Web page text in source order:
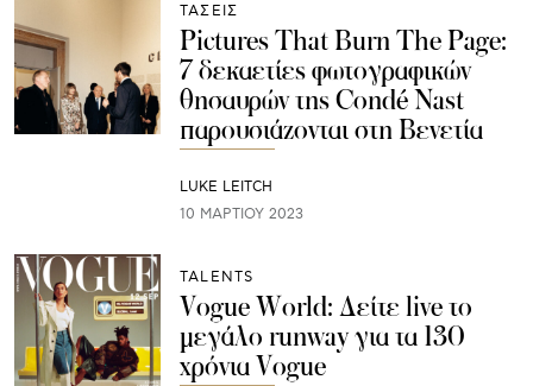
ΤΑΣΕΙΣ
Pictures That Burn The Page:
7 δεκαετίες φωτογραφικών
θησαυρών της Condé Nast
παρουσιάζονται στη Βενετία
LUKE LEITCH
10 ΜΑΡΤΊΟΥ 2023
TALENTS
Vogue World: Δείτε live το
μεγάλο runway για τα 130
χρόνια Vogue